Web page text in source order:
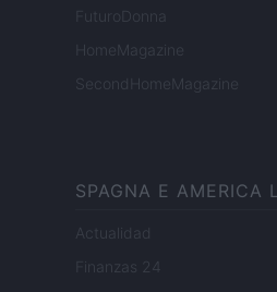
FuturoDonna
HomeMagazine
SecondHomeMagazine
SPAGNA E AMERICA
Actualidad
Finanzas 24